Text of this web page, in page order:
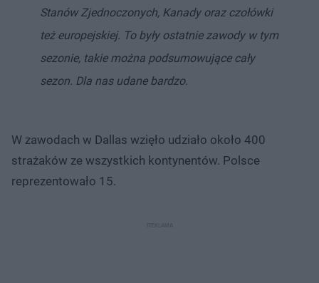
Stanów Zjednoczonych, Kanady oraz czołówki
też europejskiej. To były ostatnie zawody w tym
sezonie, takie można podsumowujące cały
sezon. Dla nas udane bardzo.
W zawodach w Dallas wzięło udziało około 400
strażaków ze wszystkich kontynentów. Polsce
reprezentowało 15.